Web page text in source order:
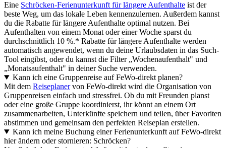
Eine Schröcken-Ferienunterkunft für längere Aufenthalte ist der
beste Weg, um das lokale Leben kennenzulernen. Außerdem kannst
du die Rabatte für längere Aufenthalte optimal nutzen. Bei
Aufenthalten von einem Monat oder einer Woche sparst du
durchschnittlich 10 %.* Rabatte für längere Aufenthalte werden
automatisch angewendet, wenn du deine Urlaubsdaten in das Such-
Tool eingibst, oder du kannst die Filter „Wochenaufenthalt" und
„Monatsaufenthalt" in deiner Suche verwenden.
Kann ich eine Gruppenreise auf FeWo-direkt planen?
Mit dem Reiseplanervon FeWo-direkt wird die Organisation von
Gruppenreisen einfach und stressfrei. Ob du mit Freunden planst
oder eine große Gruppe koordinierst, ihr könnt an einem Ort
zusammenarbeiten, Unterkünfte speichern und teilen, über Favoriten
abstimmen und gemeinsam den perfekten Reiseplan erstellen.
Kann ich meine Buchung einer Ferienunterkunft auf FeWo-direkt
hier ändern oder stornieren: Schröcken?